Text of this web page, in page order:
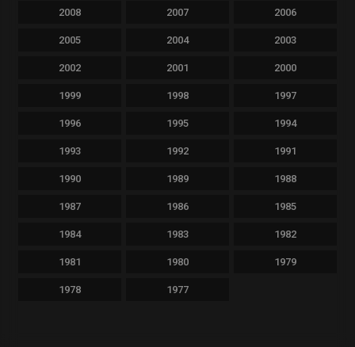
2008 2007 2006
2005 2004 2003
2002 2001 2000
1999 1998 1997
1996 1995 1994
1993 1992 1991
1990 1989 1988
1987 1986 1985
1984 1983 1982
1981 1980 1979
1978 1977